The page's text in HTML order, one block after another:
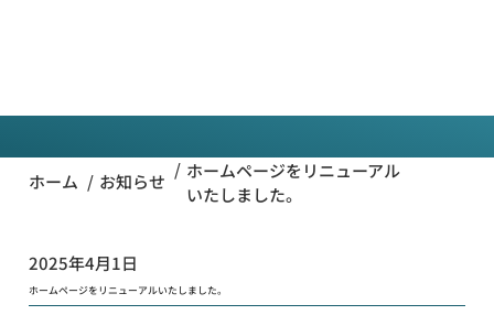
2025年4月1日
ホームページをリニューアルいたしました。
ホーム / お知らせ
/ ホームページをリニューアル
いたしました。